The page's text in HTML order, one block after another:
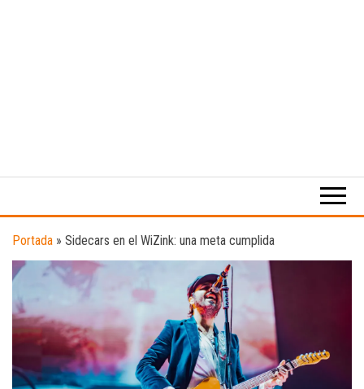
digital
el
música.
Portada » Sidecars en el WiZink: una meta cumplida